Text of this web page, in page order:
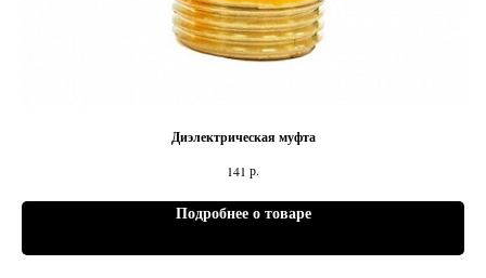
Диэлектрическая муфта
141 р.
Подробнее о товаре